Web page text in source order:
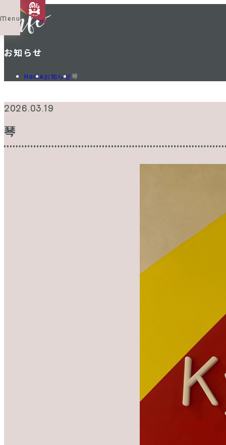
Menu Shop List
お知らせ
Home お知らせ 琴
2026.03.19
琴